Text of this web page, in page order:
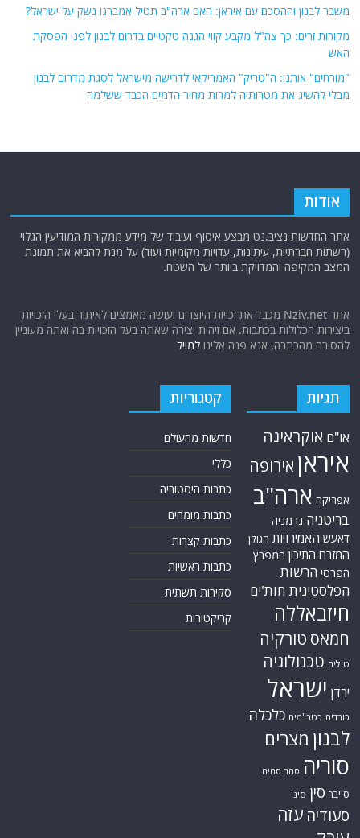
משבר לבנון וההסכם עם איראן: האם ארה"ב תטיל אמברגו נשק על ישראל?
מקורות זרים: כך צה"ל מקבע קווי הגנה טקטיים בדרום לבנון לפני הפסקת
האש
"מורחים" אותנו: ה"טריק" האמריקאי לדרישה מישראל לסגת מדרום לבנון
מבלי להשיג את מטרותיה למרות מחיר הדמים הכבד ששלמה
אודות
אתר החדשות נציב.נט מבצע איסוף ועיבוד של מידע ממקורות המודיעין הגלוי
(רשתות חברתיות, עיתונות, עדויות מקומיות ועוד) על מנת להביא את תמונת
המצב המקיפה והמדויקת ביותר של השטח.
אתר Nziv.net מכבד את זכויות היוצרים ועושה מאמצים לאיתור בעלי הזכויות
ביצירות הכלולות בכתבות. אם זיהית יצירה שאתה בעל הזכויות בה ואתה מעוניין
להסירה מהכתבה, אנא פנה אלינולמייל
תגיות
או"ם אוקראינה
איראן אירופה
אפריקה ארה"ב
בריטניה גרמניה
דאעש האמירויות הגולן
המזרח התיכון המפרץ
הפרסי הרשות
הפלסטינית חות'ים
חיזבאללה
חמאס טורקיה
טילים טכנולוגיה
ירדן ישראל
כורדים כטב"מים כלכלה
לבנון מצרים
סוריה סחר סמים
סייבר סין סיני
סעודיה עזה
קטגוריות
חדשות מהעולם
כללי
כתבות היסטוריה
כתבות מומחים
כתבות קצרות
כתבות ראשיות
סקירות תשתית
קריקטורות